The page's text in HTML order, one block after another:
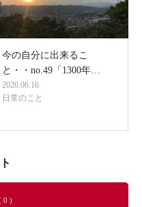
今の自分に出来るこ
と・・no.49「1300年…
2020.06.16
日常のこと
0 )